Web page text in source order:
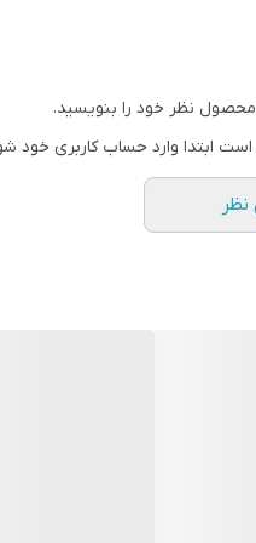
محصول نظر خود را بنویسید.
است ابتدا وارد حساب کاربری خود
نظر